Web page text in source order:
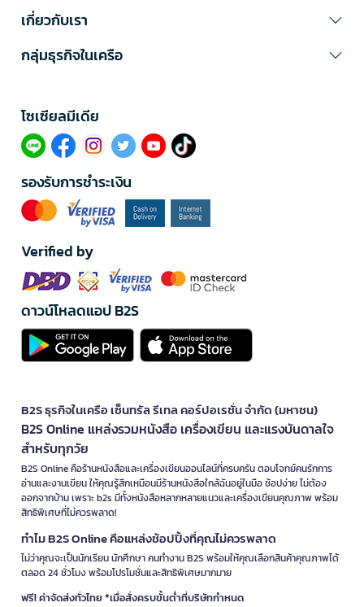
เกี่ยวกับเรา
กลุ่มธุรกิจในเครือ
โซเซียลมีเดีย​
รองรับการชำระเงิน
Verified by
ดาวน์โหลดแอป B2S
B2S ธุรกิจในเครือ เซ็นทรัล รีเทล คอร์ปอเรชั่น จำกัด (มหาชน)
B2S Online แหล่งรวมหนังสือ เครื่องเขียน และแรงบันดาลใจ
สำหรับทุกวัย
B2S Online คือร้านหนังสือและเครื่องเขียนออนไลน์ที่ครบครัน ตอบโจทย์คนรักการ
อ่านและงานเขียน ให้คุณรู้สึกเหมือนมีร้านหนังสือใกล้ฉันอยู่ในมือ ช้อปง่าย ไม่ต้อง
ออกจากบ้าน เพราะ b2s มีทั้งหนังสือหลากหลายแนวและเครื่องเขียนคุณภาพ พร้อม
สิทธิพิเศษที่ไม่ควรพลาด!
ทำไม B2S Online คือแหล่งช้อปปิ้งที่คุณไม่ควรพลาด
ไม่ว่าคุณจะเป็นนักเรียน นักศึกษา คนทำงาน B2S พร้อมให้คุณเลือกสินค้าคุณภาพได้
ตลอด 24 ชั่วโมง พร้อมโปรโมชั่นและสิทธิพิเศษมากมาย
ฟรี! ค่าจัดส่งทั่วไทย *เมื่อสั่งครบขั้นต่ำที่บริษัทกำหนด